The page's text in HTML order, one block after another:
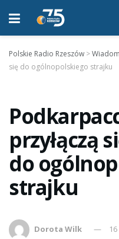
Polskie Radio Rzeszów >
się do ogólnopolskiego strajku
przyłączą
do
strajku
Dorota Wilk